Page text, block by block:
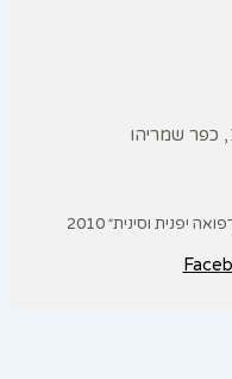
יפנית וסינית״ 2010